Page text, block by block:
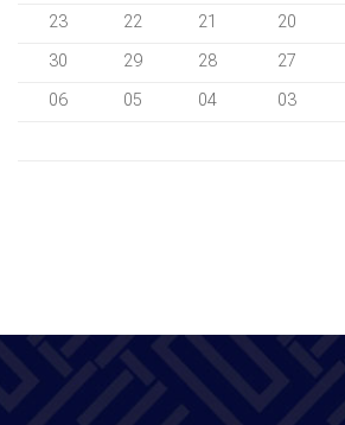
20
21
22
23
27
28
29
30
03
04
05
06